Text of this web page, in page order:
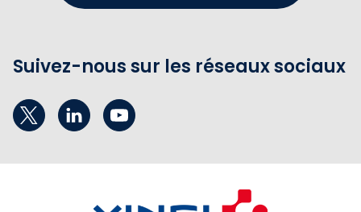
Suivez-nous sur les réseaux sociaux